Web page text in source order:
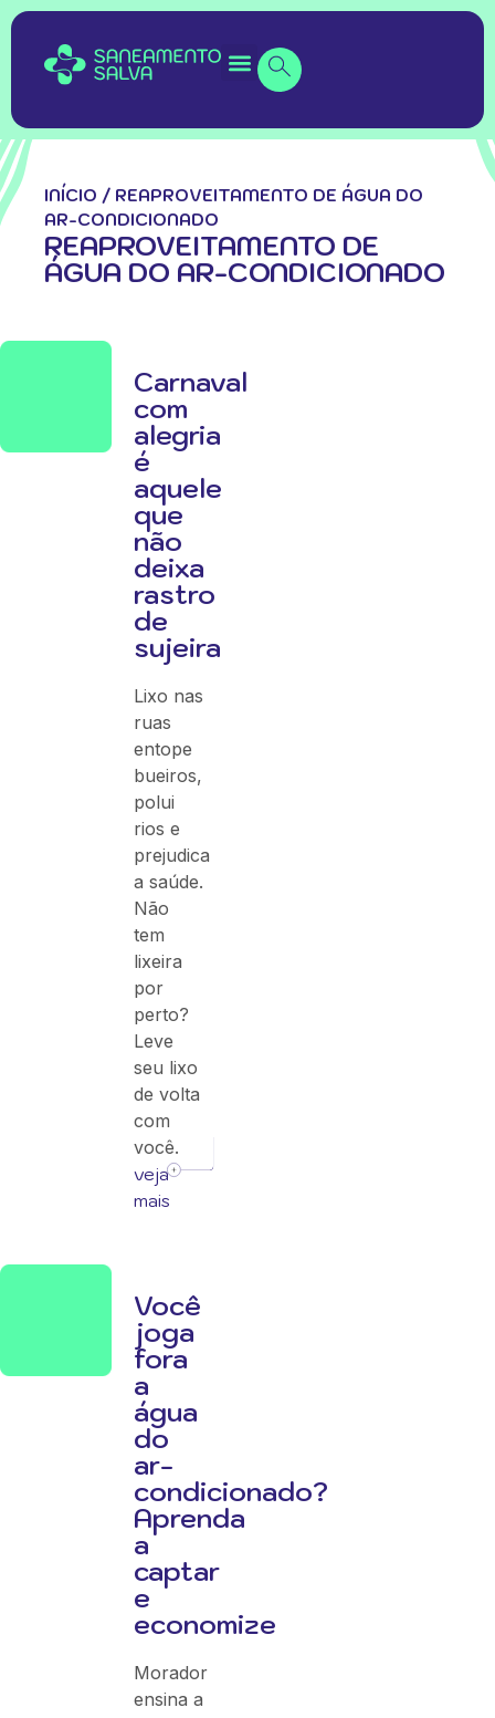
INÍCIO / REAPROVEITAMENTO DE ÁGUA DO
AR-CONDICIONADO
REAPROVEITAMENTO DE
ÁGUA DO AR-CONDICIONADO
Carnaval
com
alegria
é
aquele
que
não
deixa
rastro
de
sujeira
Lixo nas
ruas
entope
bueiros,
polui
rios e
prejudica
a saúde.
Não
tem
lixeira
por
perto?
Leve
seu lixo
de volta
com
você.
veja
mais
Você
joga
fora
a
água
do
ar-
condicionado?
Aprenda
a
captar
e
economize
Morador
ensina a